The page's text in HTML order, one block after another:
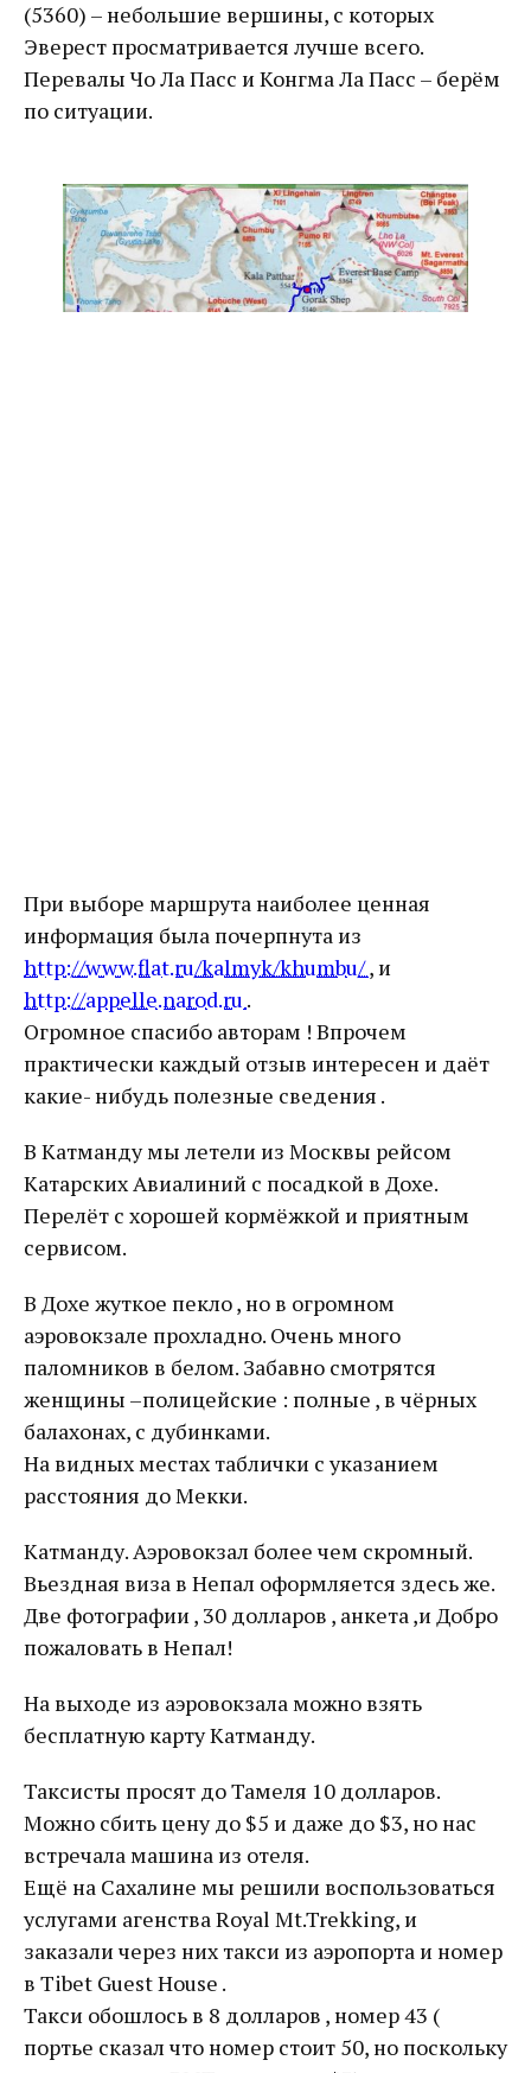
(5360) – небольшие вершины, с которых
Эверест просматривается лучше всего.
Перевалы Чо Ла Пасс и Конгма Ла Пасс – берём
по ситуации.
При выборе маршрута наиболее ценная
информация была почерпнута из
http://www.flat.ru/kalmyk/khumbu/, и
http://appelle.narod.ru .
Огромное спасибо авторам ! Впрочем
практически каждый отзыв интересен и даёт
какие- нибудь полезные сведения .
В Катманду мы летели из Москвы рейсом
Катарских Авиалиний с посадкой в Дохе.
Перелёт с хорошей кормёжкой и приятным
сервисом.
В Дохе жуткое пекло , но в огромном
аэровокзале прохладно. Очень много
паломников в белом. Забавно смотрятся
женщины –полицейские : полные , в чёрных
балахонах, с дубинками.
На видных местах таблички с указанием
расстояния до Мекки.
Катманду. Аэровокзал более чем скромный.
Вьездная виза в Непал оформляется здесь же.
Две фотографии , 30 долларов , анкета ,и Добро
пожаловать в Непал!
На выходе из аэровокзала можно взять
бесплатную карту Катманду.
Таксисты просят до Тамеля 10 долларов.
Можно сбить цену до $5 и даже до $3, но нас
встречала машина из отеля.
Ещё на Сахалине мы решили воспользоваться
услугами агенства Royal Mt.Trekking, и
заказали через них такси из аэропорта и номер
в Тibet Guest House .
Такси обошлось в 8 долларов , номер 43 (
портье сказал что номер стоит 50, но поскольку